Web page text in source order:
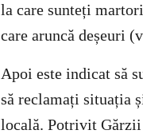
la care sunteți
care aruncă deșeuri
Apoi este indicat să
să reclamați situația
locală. Potrivit Gărzii